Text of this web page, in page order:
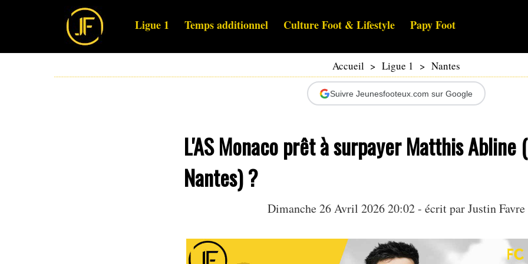
Ligue 1 Temps additionnel Culture Foot & Lifestyle Papy Foot
Accueil > Ligue 1 > Nantes
Suivre Jeunesfooteux.com sur Google
L'AS Monaco prêt à surpayer Matthis Abline
Nantes) ?
Dimanche 26 Avril 2026 20:02 - écrit parJustin Favre